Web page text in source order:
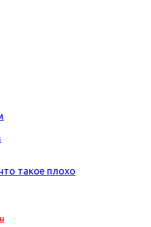
такое плохо